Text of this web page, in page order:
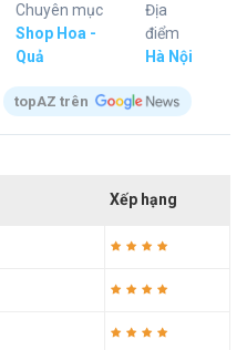
Chuyên mục
Shop Hoa -
Quả
Địa
điểm
Hà Nội
topAZ trên
Xếp hạng